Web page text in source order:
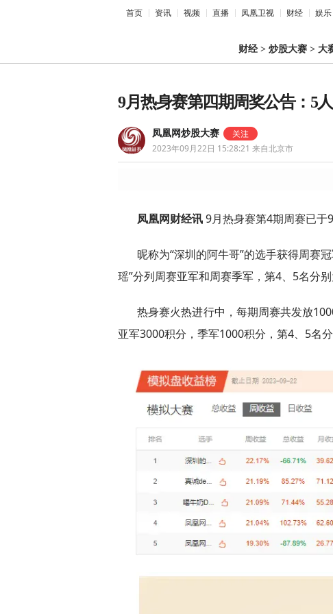
首页 资讯 视频 直播 凤凰卫视 财经 娱乐
财经> 炒股大赛 > 大
9月热身赛第四期周奖公告：5
凤凰网炒股大赛
2023年09月22日 15:28:21 来自北京市
凤凰网财经讯9月热身赛第4期周赛已于
昵称为“深圳的阿牛哥”的选手获得周赛
瑶”分列周赛亚军和周赛季军，第4、5名分别
热身赛火热进行中，每期周赛共发放
亚军3000积分，季军1000积分，第4、5名分